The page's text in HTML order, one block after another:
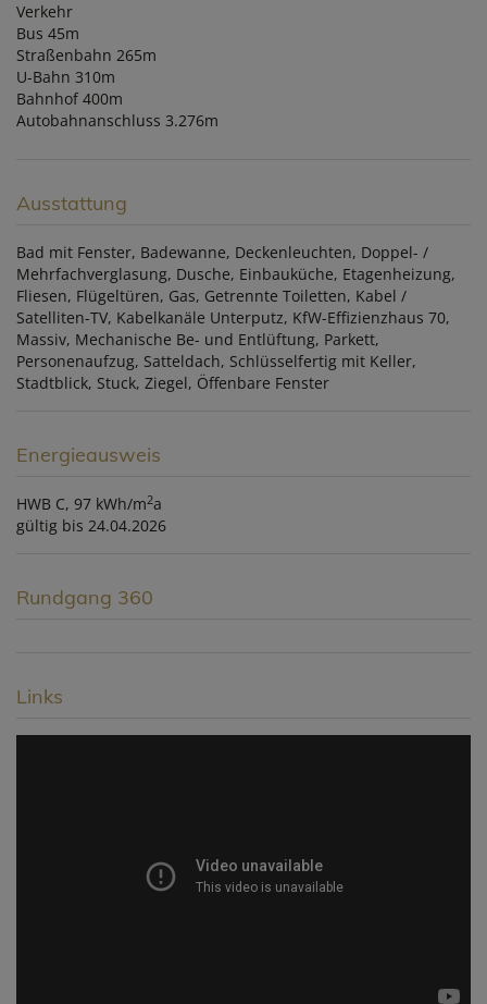
Verkehr
Bus 45m
Straßenbahn 265m
U-Bahn 310m
Bahnhof 400m
Autobahnanschluss 3.276m
Ausstattung
Bad mit Fenster Badewanne Deckenleuchten Doppel- /
Mehrfachverglasung Dusche Einbauküche Etagenheizung
Fliesen Flügeltüren Gas Getrennte Toiletten Kabel /
Satelliten-TV Kabelkanäle Unterputz KfW-Effizienzhaus 70
Massiv Mechanische Be- und Entlüftung Parkett
Personenaufzug Satteldach Schlüsselfertig mit Keller
Stadtblick Stuck Ziegel Öffenbare Fenster
Energieausweis
HWB C, 97 kWh/m2a
gültig bis 24.04.2026
Rundgang 360
Links